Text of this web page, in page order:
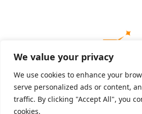
We value your privacy
We use cookies to enhance your
serve personalized ads or content,
traffic. By clicking "Accept All", you
cookies.
Charity number: